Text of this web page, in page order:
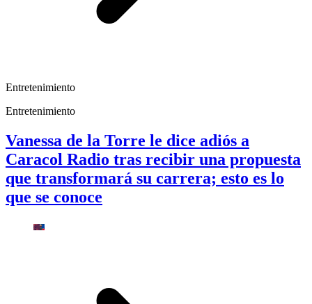
Entretenimiento
Entretenimiento
Vanessa de la Torre le dice adiós a
Caracol Radio tras recibir una propuesta
que transformará su carrera; esto es lo
que se conoce